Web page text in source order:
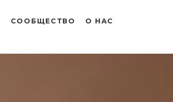
СООБЩЕСТВО О НАС